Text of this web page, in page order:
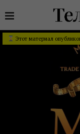
Этот материал